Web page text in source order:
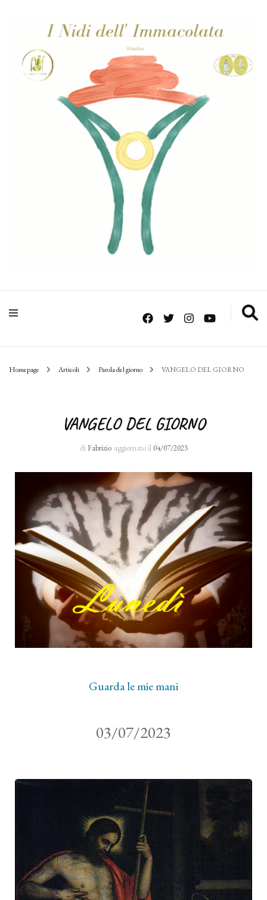
Homepage Articoli Parola del giorno VANGELO DEL GIORNO
VANGELO DEL GIORNO
di Fabrizio aggiornato il 04/07/2023
Guarda le mie mani
03/07/2023